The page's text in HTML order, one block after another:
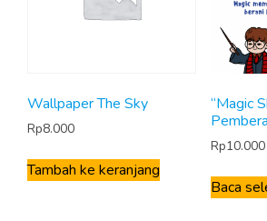
Wallpaper The Sky
Rp8.000
Tambah ke keranjang
“Magic
Rp10.000
Baca